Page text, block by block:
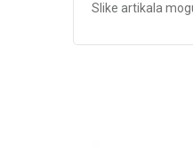
Slike artikala